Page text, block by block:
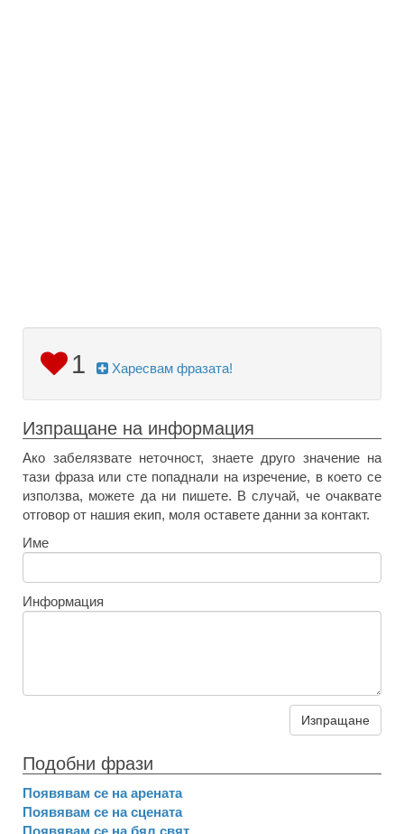
1 Харесвам фразата!
Изпращане на информация
Ако забелязвате неточност, знаете друго значение на
тази фраза или сте попаднали на изречение, в което се
използва, можете да ни пишете. В случай, че очаквате
отговор от нашия екип, моля оставете данни за контакт.
Име
Информация
Изпращане
Подобни фрази
Появявам се на арената
Появявам се на сцената
Появявам се на бял свят